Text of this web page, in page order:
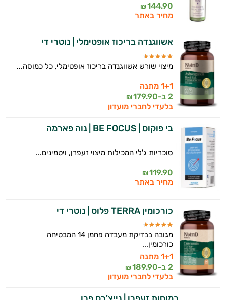
144.90
₪
מחיר באתר
אשווגנדה בריכוז אופטימלי | נוטרי די
מיצוי שורש אשווגנדה בריכוז אופטימלי, כל כמוסה...
1+1 מתנה
2 ב-
179.90
₪
בלעדי לחברי מועדון
בי פוקוס | BE FOCUS | נוה פארמה
סוכריות ג'לי המכילות מיצוי זעפרן, ויטמינים...
119.90
₪
מחיר באתר
כורכומין TERRA פלוס | נוטרי די
מגובה בבדיקת מעבדה פחמן 14 המבטיחה
כורכומין...
1+1 מתנה
2 ב-
189.90
₪
בלעדי לחברי מועדון